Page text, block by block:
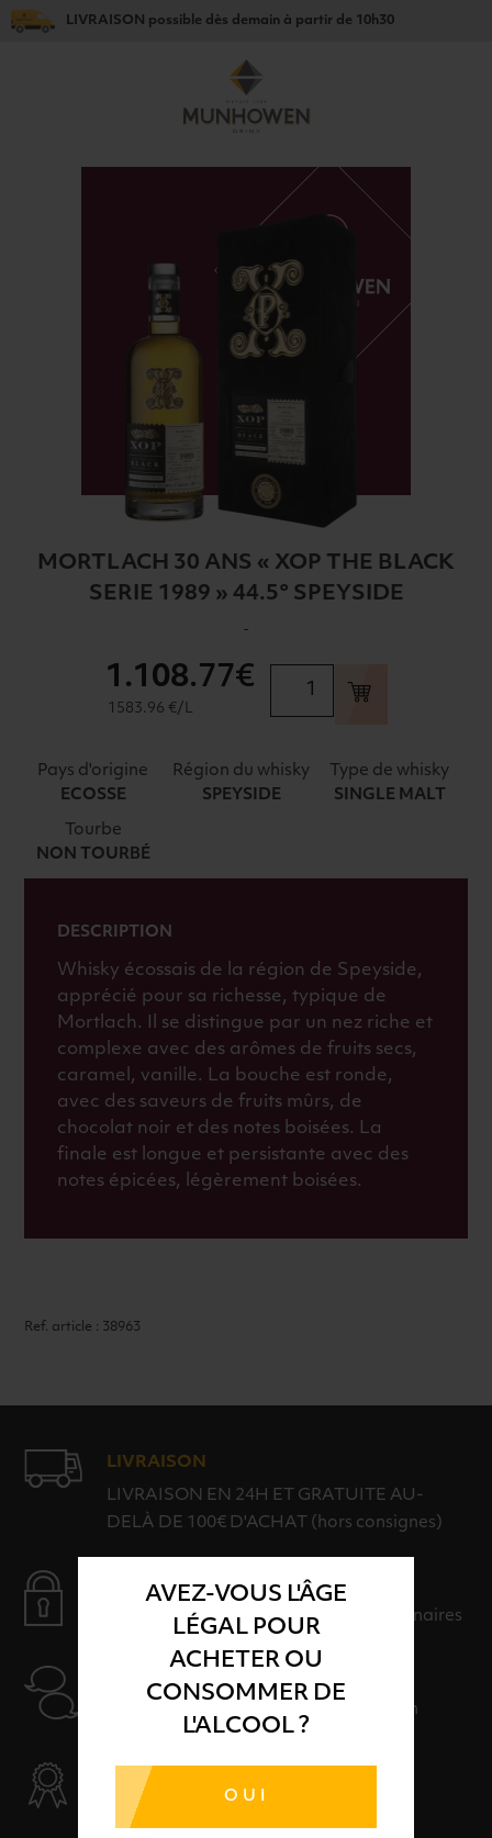
AVEZ-VOUS L'ÂGE
LÉGAL POUR
ACHETER OU
CONSOMMER DE
L'ALCOOL ?
OUI
LIVRAISON possible dès demain à partir de 10h30
MORTLACH 30 ANS « XOP THE BLACK
SERIE 1989 » 44.5° SPEYSIDE
-
ANS
SPEYSIDE
1.108.77€
1583.96 €/L
Pays d'origine
ECOSSE
Région du whisky
SPEYSIDE
Type de whisky
SINGLE MALT
Tourbe
NON TOURBÉ
DESCRIPTION
Whisky écossais de la région de Speyside,
apprécié pour sa richesse, typique de
Mortlach. Il se distingue par un nez riche et
complexe avec des arômes de fruits secs,
caramel, vanille. La bouche est ronde,
avec des saveurs de fruits mûrs, de
chocolat noir et des notes boisées. La
finale est longue et persistante avec des
notes épicées, légèrement boisées.
Ref. article : 38963
LIVRAISON
LIVRAISON EN 24H ET GRATUITE AU-
DELÀ DE 100€ D'ACHAT (hors consignes)
PAIEMENT SÉCURISÉ
Payer en toute sérénité avec nos partenaires
Nos conseillers sont à votre disposition
SÉLECTION & QUALITÉ
Des produits sélectionnés avec soins